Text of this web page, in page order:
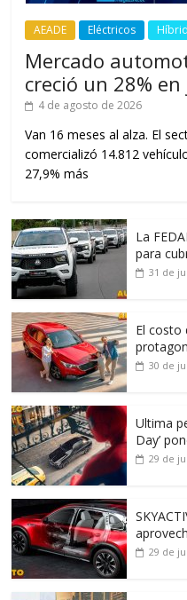
AEADE Eléctricos
Mercado
creció un 28%
4 de agosto de 2026
Van 16 meses al alza. El
comercializó 14.812
27,9% más
La
para
31 de
El costo
30 de
Ultima
Day’
29 de
29 de